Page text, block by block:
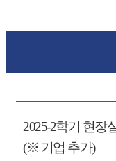
2025-2학기 현장
(※ 기업 추가)